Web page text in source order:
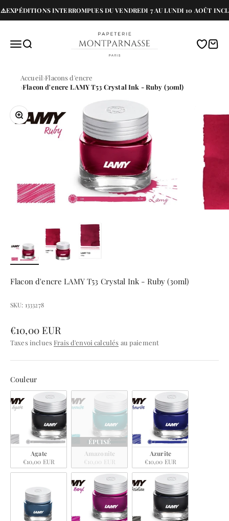
Passer au contenuINTERROMPUES DU VENDREDI 7 AU LUNDI 10 AOÛT
MenuRecherche
Papeterie Montparnasse
Accueil Flacons d'encre
Flacon d'encre LAMY T53 Crystal Ink - Ruby (30ml)
Zoomer sur l'image
Flacon d'encre LAMY T53 Crystal Ink - Ruby (30ml)
SKU: 1333278
Prix de vente
€10,00 EUR
Taxes inclues Frais d'envoi calculés au paiement
CouleurCouleur
Agate
€10,00 EUR
ÉPUISÉ
Amazonite
€10,00 EUR
Azurite
€10,00 EUR